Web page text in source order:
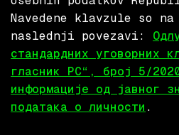
Navedene klavzule so
naslednji povezavi:
стандардних уговорних
гласник РС“, број 5/
информације од јавног
података о личности .